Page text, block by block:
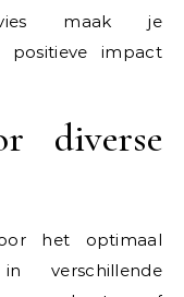
maak je
positieve impact
diverse
het optimaal
verschillende